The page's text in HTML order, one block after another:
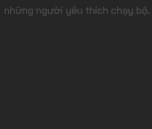
những người yêu thích chạy bộ.